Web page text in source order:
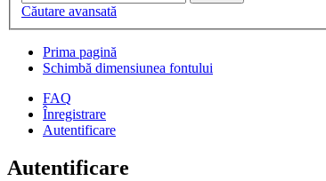
Căutare avansată
Prima pagină
Schimbă dimensiunea fontului
FAQ
Înregistrare
Autentificare
Autentificare